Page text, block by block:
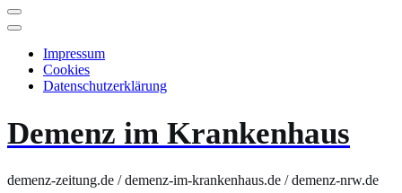
Impressum
Cookies
Datenschutzerklärung
Demenz im Krankenhaus
demenz-zeitung.de / demenz-im-krankenhaus.de / demenz-nrw.de